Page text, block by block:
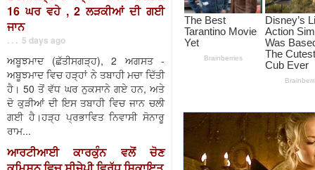
16 ਘਰ ਵਹੇ , 2 ਲੜਕੀਆਂ ਦੀ ਗਈ
ਜਾਨ
. . . 5 days ago
ਅਬੂਝਮਾਦ (ਛੱਤੀਸਗੜ੍ਹ), 2 ਅਗਸਤ -
ਅਬੂਝਮਾਦ ਵਿਚ ਹੜ੍ਹਾਂ ਨੇ ਤਬਾਹੀ ਮਚਾ ਦਿੱਤੀ
ਹੈ। 50 ਤੋਂ ਵੱਧ ਘਰ ਨੁਕਸਾਨੇ ਗਏ ਹਨ, ਅਤੇ
ਦੋ ਕੁੜੀਆਂ ਦੀ ਇਸ ਤਬਾਹੀ ਵਿਚ ਜਾਨ ਚਲੀ
ਗਈ ਹੈ।ਹੜ੍ਹ ਪ੍ਰਭਾਵਿਤ ਨਿਵਾਸੀ ਸੋਨਾਰੂ
ਰਾਮ...
ਆਰਟੀਆਈ ਕਾਰਕੁੰਨ ਵਲੋਂ ਚੋਣ